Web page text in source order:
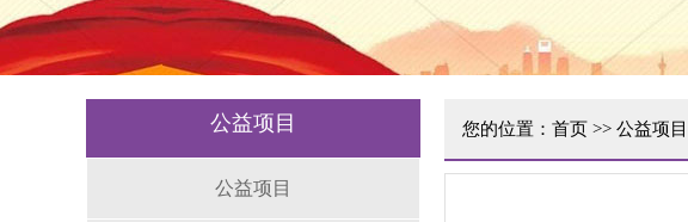
公益项目
公益项目
您的位置： 首页 >> 公益项目